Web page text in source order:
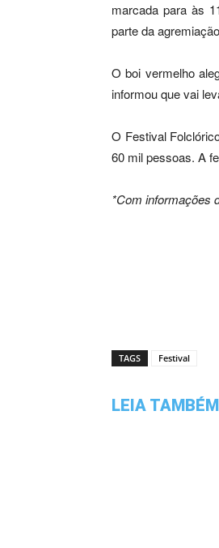
marcada para às
parte da
O boi vermelho
informou que vai
O Festival
60 mil pessoas. A
*Com informações
TAGS Festival
LEIA TAMBÉM